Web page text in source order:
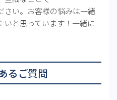
さい。お客様の悩みは一緒
いと思っています！一緒に
るご質問